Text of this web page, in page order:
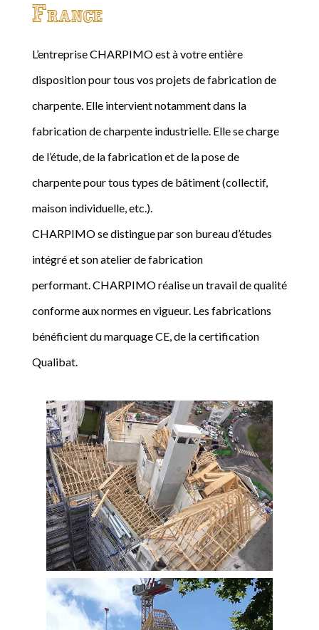
France
L’entreprise CHARPIMO est à votre entière
disposition pour tous vos projets de fabrication de
charpente. Elle intervient notamment dans la
fabrication de charpente industrielle. Elle se charge
de l’étude, de la fabrication et de la pose de
charpente pour tous types de bâtiment (collectif,
maison individuelle, etc.).
CHARPIMO se distingue par son bureau d’études
intégré et son atelier de fabrication
performant. CHARPIMO réalise un travail de qualité
conforme aux normes en vigueur. Les fabrications
bénéficient du marquage CE, de la certification
Qualibat.